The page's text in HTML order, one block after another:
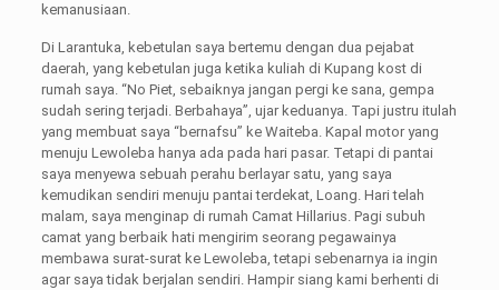
kemanusiaan.
Di Larantuka, kebetulan saya bertemu dengan dua pejabat
daerah, yang kebetulan juga ketika kuliah di Kupang kost di
rumah saya. “No Piet, sebaiknya jangan pergi ke sana, gempa
sudah sering terjadi. Berbahaya”, ujar keduanya. Tapi justru itulah
yang membuat saya “bernafsu” ke Waiteba. Kapal motor yang
menuju Lewoleba hanya ada pada hari pasar. Tetapi di pantai
saya menyewa sebuah perahu berlayar satu, yang saya
kemudikan sendiri menuju pantai terdekat, Loang. Hari telah
malam, saya menginap di rumah Camat Hillarius. Pagi subuh
camat yang berbaik hati mengirim seorang pegawainya
membawa surat-surat ke Lewoleba, tetapi sebenarnya ia ingin
agar saya tidak berjalan sendiri. Hampir siang kami berhenti di